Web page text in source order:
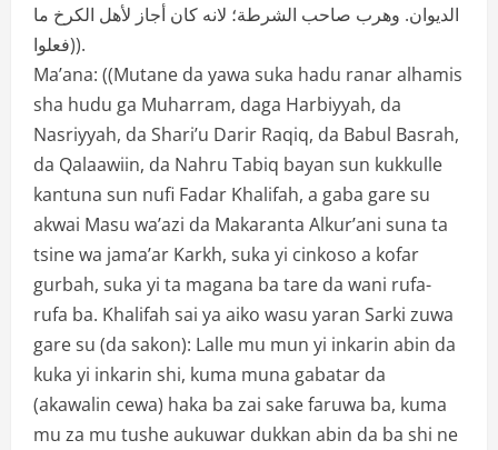
الديوان. وهرب صاحب الشرطة؛ لانه كان أجاز لأهل الكرخ ما
فعلوا)).
Ma’ana: ((Mutane da yawa suka hadu ranar alhamis
sha hudu ga Muharram, daga Harbiyyah, da
Nasriyyah, da Shari’u Darir Raqiq, da Babul Basrah,
da Qalaawiin, da Nahru Tabiq bayan sun kukkulle
kantuna sun nufi Fadar Khalifah, a gaba gare su
akwai Masu wa’azi da Makaranta Alkur’ani suna ta
tsine wa jama’ar Karkh, suka yi cinkoso a kofar
gurbah, suka yi ta magana ba tare da wani rufa-
rufa ba. Khalifah sai ya aiko wasu yaran Sarki zuwa
gare su (da sakon): Lalle mu mun yi inkarin abin da
kuka yi inkarin shi, kuma muna gabatar da
(akawalin cewa) haka ba zai sake faruwa ba, kuma
mu za mu tushe aukuwar dukkan abin da ba shi ne